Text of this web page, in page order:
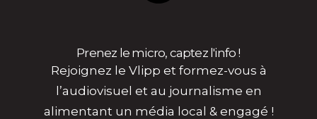
Prenez le micro, captez l'info !
Rejoignez le Vlipp et formez-vous à
l’audiovisuel et au journalisme en
alimentant un média local & engagé !